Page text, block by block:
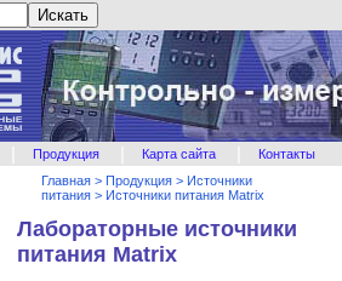
Продукция Карта сайта Контакты
Главная > Продукция > Источники
питания > Источники питания Matrix
Лабораторные источники
питания Matrix